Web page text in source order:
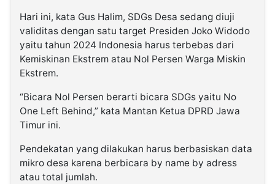
Hari ini, kata Gus Halim, SDGs Desa sedang diuji
validitas dengan satu target Presiden Joko Widodo
yaitu tahun 2024 Indonesia harus terbebas dari
Kemiskinan Ekstrem atau Nol Persen Warga Miskin
Ekstrem.
“Bicara Nol Persen berarti bicara SDGs yaitu No
One Left Behind,” kata Mantan Ketua DPRD Jawa
Timur ini.
Pendekatan yang dilakukan harus berbasiskan data
mikro desa karena berbicara by name by adress
atau total jumlah.